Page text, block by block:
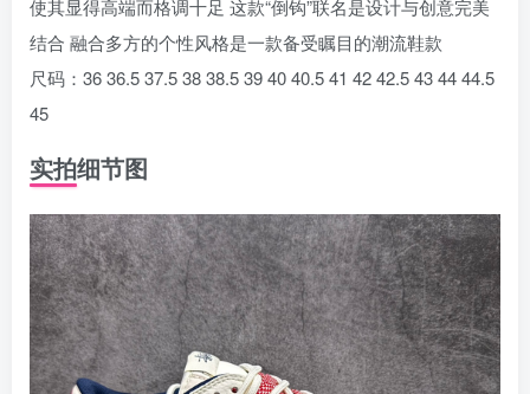
使其显得高端而格调十足 这款“倒钩”联名是设计与创意完美
结合 融合多方的个性风格是一款备受瞩目的潮流鞋款
尺码：36 36.5 37.5 38 38.5 39 40 40.5 41 42 42.5 43 44 44.5
45
实拍细节图